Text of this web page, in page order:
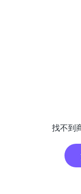
找不到